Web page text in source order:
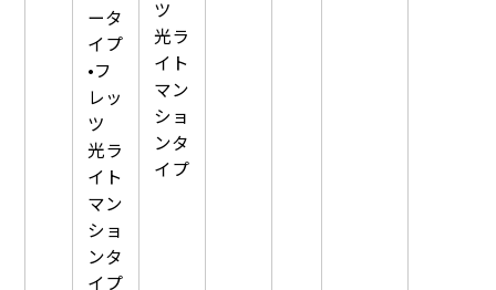
ータ
イプ
•フ
レッ
ツ
光ラ
イト
マン
ショ
ンタ
イプ
ツ
光ラ
イト
マン
ショ
ンタ
イプ